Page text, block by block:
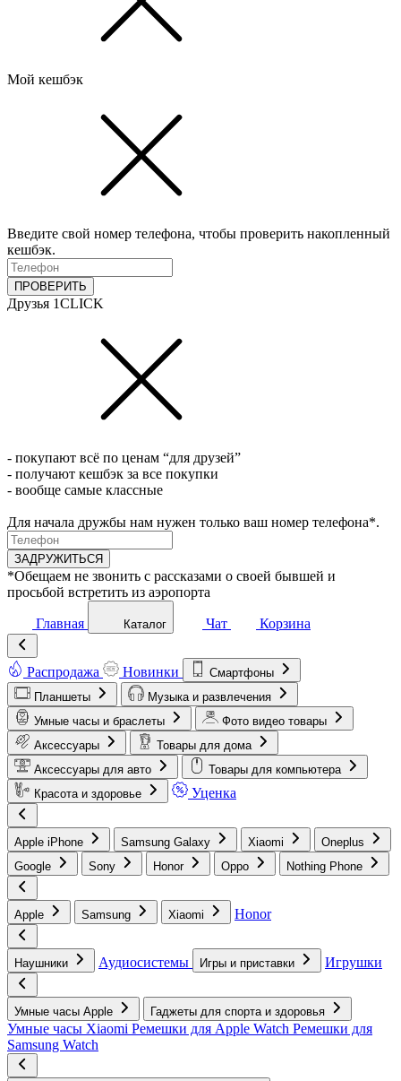
Мой кешбэк
Введите свой номер телефона, чтобы проверить накопленный
кешбэк.
ПРОВЕРИТЬ
Друзья 1CLICK
- покупают всё по ценам “для друзей”
- получают кешбэк за все покупки
- вообще самые классные
Для начала дружбы нам нужен только ваш номер телефона*.
ЗАДРУЖИТЬСЯ
*Обещаем не звонить с рассказами о своей бывшей и
просьбой встретить из аэропорта
Главная Каталог Чат Корзина
Распродажа Новинки
Смартфоны
Планшеты
Музыка и развлечения
Умные часы и браслеты
Фото видео товары
Аксессуары
Товары для дома
Аксессуары для авто
Товары для компьютера
Красота и здоровье
Уценка
Apple iPhone Samsung Galaxy Xiaomi
Oneplus
Google
Sony Honor Oppo Nothing Phone
Apple Samsung Xiaomi Honor
Наушники Аудиосистемы Игры и приставки Игрушки
Умные часы Apple Гаджеты для спорта и здоровья
Умные часы Xiaomi Ремешки для Apple Watch Ремешки для
Samsung Watch